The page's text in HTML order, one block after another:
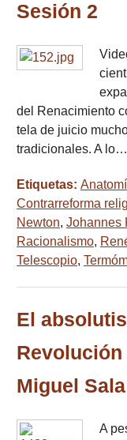
Sesión 2
del Renacimiento
tela de juicio
tradicionales. A lo…
Etiquetas:
Contrarreforma
Newton, Johannes
Racionalismo,
Telescopio,
El
Miguel Sala
A